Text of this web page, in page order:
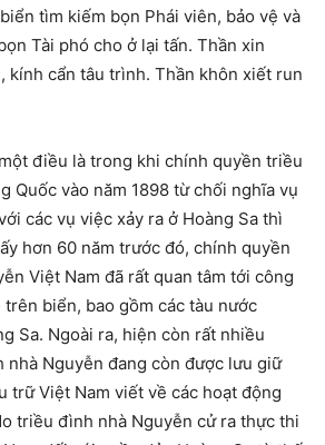
tìm kiếm bọn Phái viên, bảo vệ và
Tài phó cho ở lại tấn. Thần xin
kính cẩn tâu trình. Thần khôn xiết run
điều là trong khi chính quyền triều
Quốc vào năm 1898 từ chối nghĩa vụ
các vụ việc xảy ra ở Hoàng Sa thì
hơn 60 năm trước đó, chính quyền
Việt Nam đã rất quan tâm tới công
biển, bao gồm các tàu nước
Sa. Ngoài ra, hiện còn rất nhiều
nhà Nguyễn đang còn được lưu giữ
trữ Việt Nam viết về các hoạt động
triều đình nhà Nguyễn cử ra thực thi